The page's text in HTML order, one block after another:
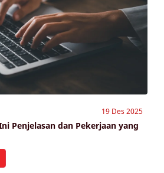
19 Des 2025
Penjelasan dan Pekerjaan yang